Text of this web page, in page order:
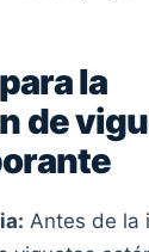
la
de
Antes de la